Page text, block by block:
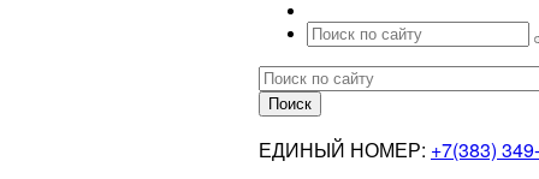
ЕДИНЫЙ НОМЕР: +7(383)